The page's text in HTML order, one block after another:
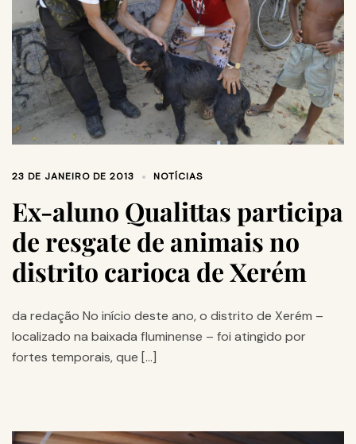
23 DE JANEIRO DE 2013 NOTÍCIAS
Ex-aluno Qualittas participa
de resgate de animais no
distrito carioca de Xerém
da redação No início deste ano, o distrito de Xerém –
localizado na baixada fluminense – foi atingido por
fortes temporais, que […]